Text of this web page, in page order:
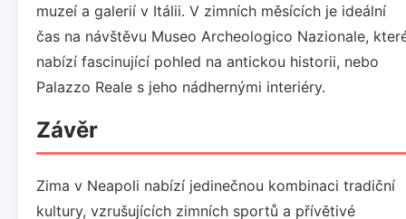
muzeí a galerií v Itálii. V zimních měsících je ideální
čas na návštěvu Museo Archeologico Nazionale,
nabízí fascinující pohled na antickou historii, nebo
Palazzo Reale s jeho nádhernými interiéry.
Závěr
Zima v Neapoli nabízí jedinečnou kombinaci tradiční
kultury, vzrušujících zimních sportů a přívětivé